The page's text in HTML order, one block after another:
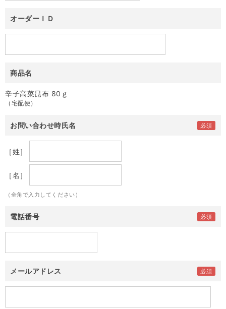
オーダーＩＤ
商品名
辛子高菜昆布 80ｇ
（宅配便）
お問い合わせ時氏名
［姓］
［名］
（全角で入力してください）
電話番号
メールアドレス